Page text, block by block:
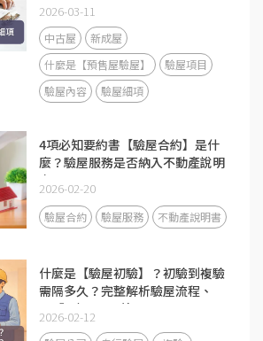
2026-03-11
中古屋
新成屋
什麼是【預售屋驗屋】
驗屋項目
驗屋內容
驗屋細項
4項必知要約書【驗屋合約】是什
麼？驗屋服務是否納入不動產說明
書？
2026-02-20
驗屋合約 驗屋服務 不動產說明書
什麼是【驗屋初驗】？初驗到複驗
需隔多久？完整解析驗屋流程、
DIY與驗屋公司差異
2026-02-12